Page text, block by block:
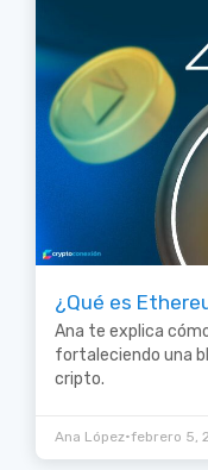
¿Qué es
Ana te explica
fortaleciendo una
cripto.
Ana López•febrero 5,